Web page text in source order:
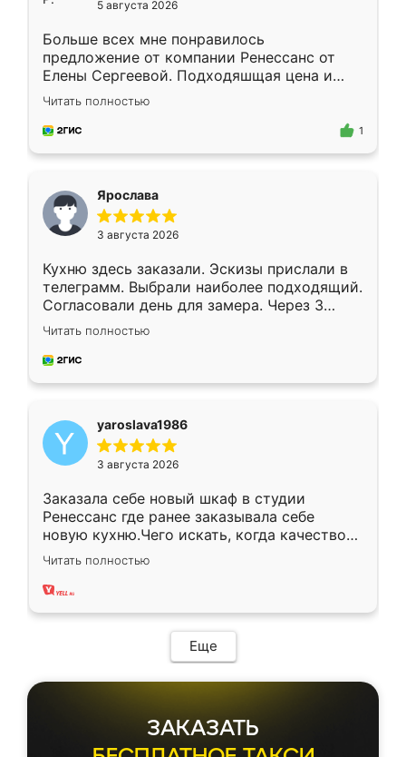
5 августа 2026
Больше всех мне понравилось
предложение от компании Ренессанс от
Елены Сергеевой. Подходяшщая цена и
короткие сроки изготовления. Приехавший
для замера сотрудник Владислав
предложил по моему эскизу самый
Читать полностью
1
Ярослава
3 августа 2026
Кухню здесь заказали. Эскизы прислали в
телеграмм. Выбрали наиболее подходящий.
Согласовали день для замера. Через 3
недели кухня была уже готова. Остались
довольны работой. Спасибо Ренессанс
мебель за качественную работу!
Читать полностью
yaroslava1986
3 августа 2026
Заказала себе новый шкаф в студии
Ренессанс где ранее заказывала себе
новую кухню.Чего искать, когда качеством
вполне довольна. Служит кухня уже почти
два года, нареканий нет.
Читать полностью
Еще
ЗАКАЗАТЬ